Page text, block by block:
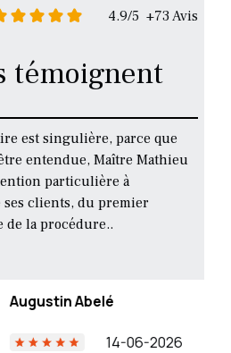
4.9/5 +73 Avis
témoignent
est singulière, parce que
entendue, Maître Mathieu
particulière à
ses clients, du premier
de la procédure..
Abelé
14-06-2026